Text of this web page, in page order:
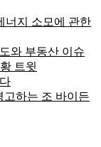
너지 소모에 관한
와 부동산 이슈
트윗
고하는 조 바이든